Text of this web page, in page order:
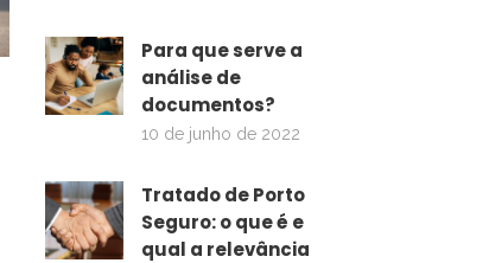
Para que serve a
análise de
documentos?
10 de junho de 2022
Tratado de Porto
Seguro: o que é e
qual a relevância